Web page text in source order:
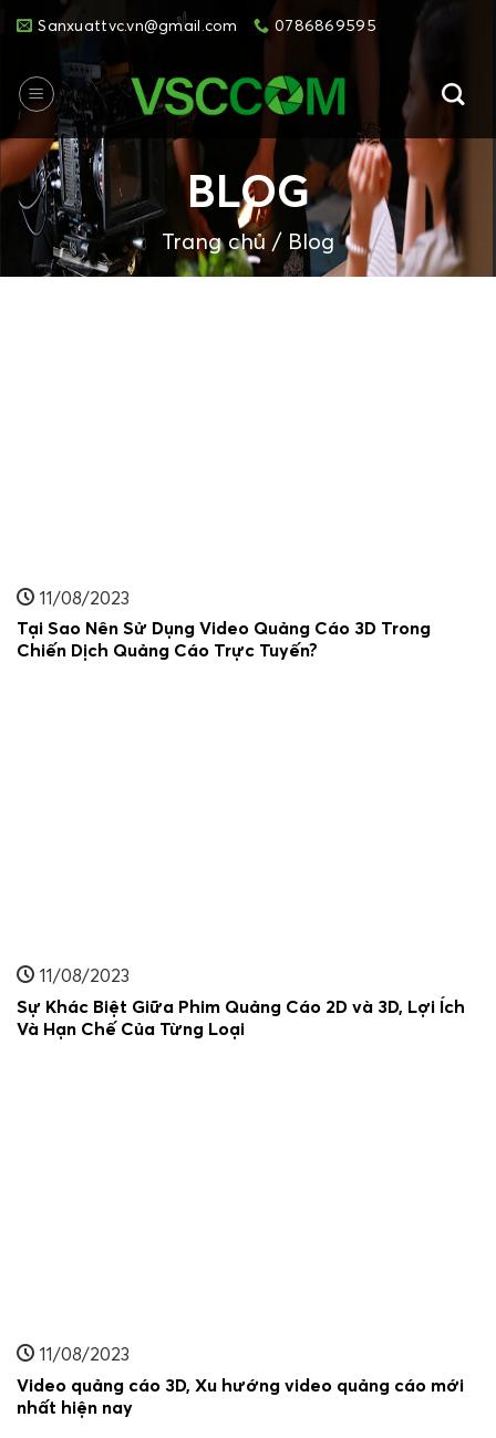
Sanxuattvc.vn@gmail.com 0786869595
BLOG
Trang chủ/ Blog
11/08/2023
Tại Sao Nên Sử Dụng Video Quảng Cáo 3D Trong
Chiến Dịch Quảng Cáo Trực Tuyến?
11/08/2023
Sự Khác Biệt Giữa Phim Quảng Cáo 2D và 3D, Lợi Ích
Và Hạn Chế Của Từng Loại
11/08/2023
Video quảng cáo 3D, Xu hướng video quảng cáo mới
nhất hiện nay